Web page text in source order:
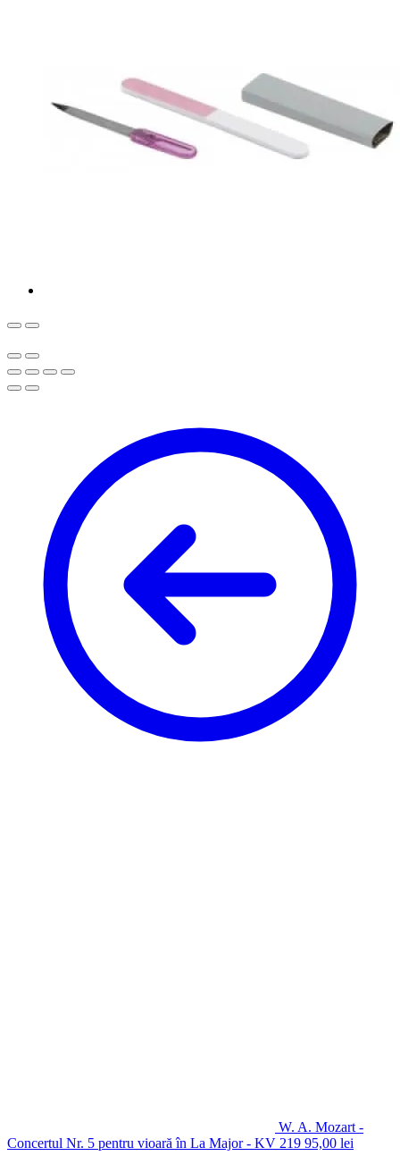
W. A. Mozart -
Concertul Nr. 5 pentru vioară în La Major - KV 219 95,00 lei